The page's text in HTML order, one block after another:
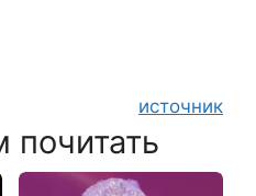
источник
почитать